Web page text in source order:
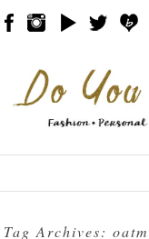
Menu
Skip to content
Tag Archives: